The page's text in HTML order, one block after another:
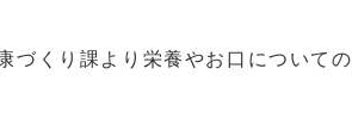
くり課より栄養やお口についての